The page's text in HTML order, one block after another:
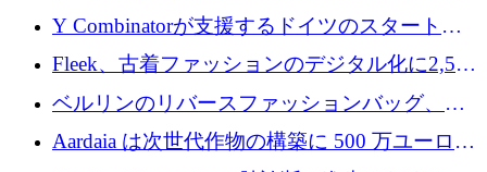
ス、支払いを統合するために 640 万ポンドを
Y Combinatorが支援するドイツのスタートア
ップFintoが340万ドルを調達、シリコンバレ
ーではなくミュンヘンを選んだと語る
Fleek、古着ファッションのデジタル化に2,500
万ドルを確保
ベルリンのリバースファッションバッグ、繊
維仕分け規模拡大に7桁の資金調達
Aardaia は次世代作物の構築に 500 万ユーロを